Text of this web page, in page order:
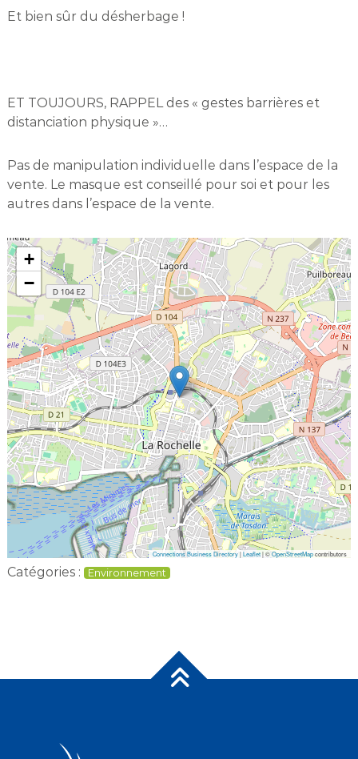
Et bien sûr du désherbage !
ET TOUJOURS, RAPPEL des « gestes barrières et
distanciation physique »…
Pas de manipulation individuelle dans l’espace de la
vente. Le masque est conseillé pour soi et pour les
autres dans l’espace de la vente.
+
−
Connections Business Directory|Leaflet| ©OpenStreetMapcontributors
Catégories : Environnement